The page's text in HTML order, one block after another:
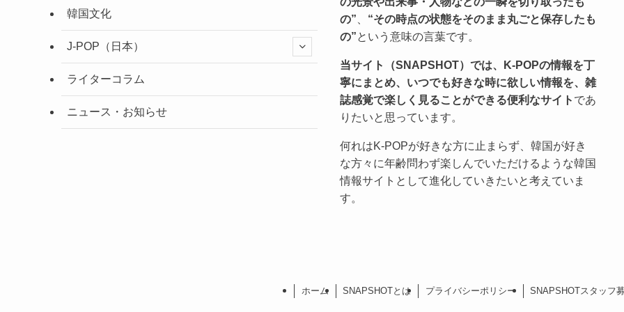
韓国文化
J-POP（日本）
ライターコラム
ニュース・お知らせ
の”
“その時点の状態をそのまま丸ごと保存したも
の”という意味の言葉です。
当サイト（SNAPSHOT）では、K-POPの情報を丁
寧にまとめ、いつでも好きな時に欲しい情報を、雑
誌感覚で楽しく見ることができる便利なサイト であ
りたいと思っています。
何れはK-POPが好きな方に止まらず、韓国が好き
な方々に年齢問わず楽しんでいただけるような韓国
情報サイトとして進化していきたいと考えていま
す。
ホーム SNAPSHOTとは プライバシーポリシー SNAPSHOTスタッフ